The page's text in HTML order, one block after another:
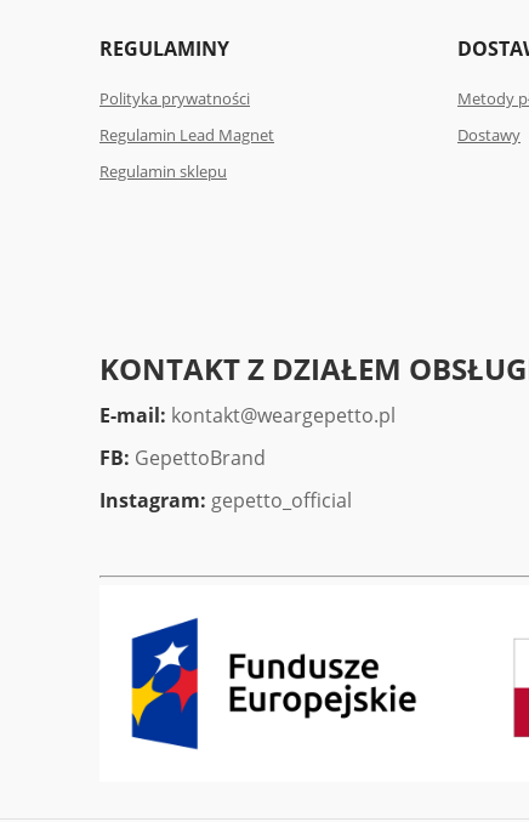
REGULAMINY
Polityka prywatności
Regulamin Lead Magnet
Regulamin sklepu
Metody
Dostawy
KONTAKT Z DZIAŁEM
E-mail: kontakt@weargepetto.pl
FB: GepettoBrand
Instagram: gepetto_official